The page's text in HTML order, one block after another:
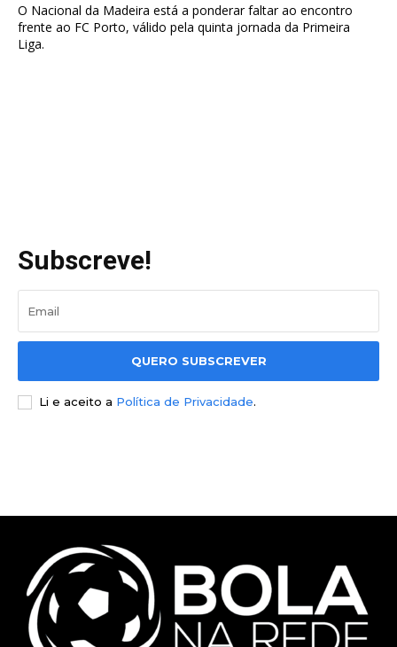
O Nacional da Madeira está a ponderar faltar ao encontro
frente ao FC Porto, válido pela quinta jornada da Primeira
Liga.
Subscreve!
QUERO SUBSCREVER
Li e aceito a Política de Privacidade.